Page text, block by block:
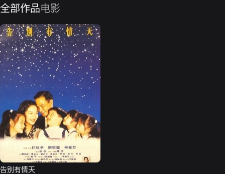
全部作品电影
告别有情天